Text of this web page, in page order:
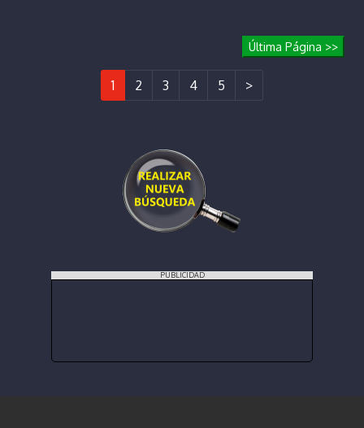
Última Página >>
1 2 3 4 5 >
PUBLICIDAD